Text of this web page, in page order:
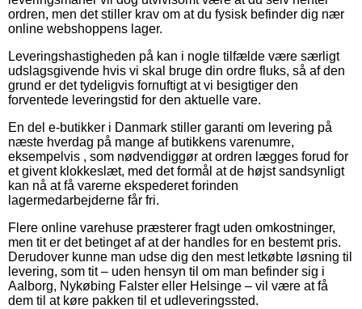
ordren, men det stiller krav om at du fysisk befinder dig nær
online webshoppens lager.
Leveringshastigheden på kan i nogle tilfælde være særligt
udslagsgivende hvis vi skal bruge din ordre fluks, så af den
grund er det tydeligvis fornuftigt at vi besigtiger den
forventede leveringstid for den aktuelle vare.
En del e-butikker i Danmark stiller garanti om levering på
næste hverdag på mange af butikkens varenumre,
eksempelvis , som nødvendiggør at ordren lægges forud for
et givent klokkeslæt, med det formål at de højst sandsynligt
kan nå at få varerne ekspederet forinden
lagermedarbejderne får fri.
Flere online varehuse præsterer fragt uden omkostninger,
men tit er det betinget af at der handles for en bestemt pris.
Derudover kunne man udse dig den mest letkøbte løsning til
levering, som tit – uden hensyn til om man befinder sig i
Aalborg, Nykøbing Falster eller Helsinge – vil være at få
dem til at køre pakken til et udleveringssted.